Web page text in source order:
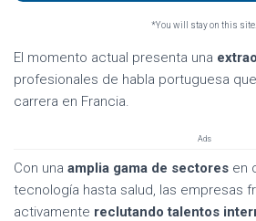
*You will stay on this site.
El momento actual presenta una
profesionales de habla portuguesa
carrera en Francia.
Ads
Con una amplia gama de sectores en
tecnología hasta salud, las empresas
activamente reclutando talentos